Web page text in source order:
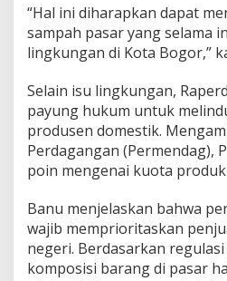
a
s
P
r
d
u
k
L
o
k
l
“Hal ini diharapkan dapat
sampah pasar yang selama
lingkungan di Kota Bogor,”
​Selain isu lingkungan,
payung hukum untuk
produsen domestik.
Perdagangan (Permendag),
poin mengenai kuota
​Banu menjelaskan bahwa
wajib memprioritaskan
negeri. Berdasarkan
komposisi barang di pasar